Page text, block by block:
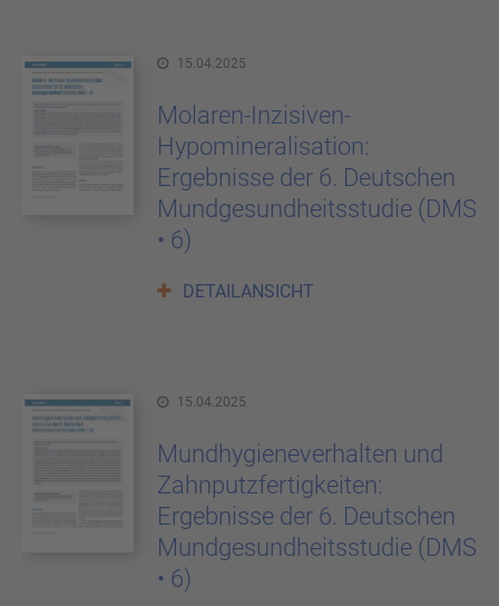
15.04.2025
Molaren-Inzisiven-
Hypomineralisation:
Ergebnisse der 6. Deutschen
Mundgesundheitsstudie (DMS
• 6)
DETAILANSICHT
15.04.2025
Mundhygieneverhalten und
Zahnputzfertigkeiten:
Ergebnisse der 6. Deutschen
Mundgesundheitsstudie (DMS
• 6)